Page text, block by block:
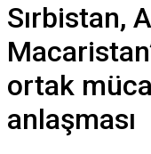
Sırbistan,
ortak
anlaşması